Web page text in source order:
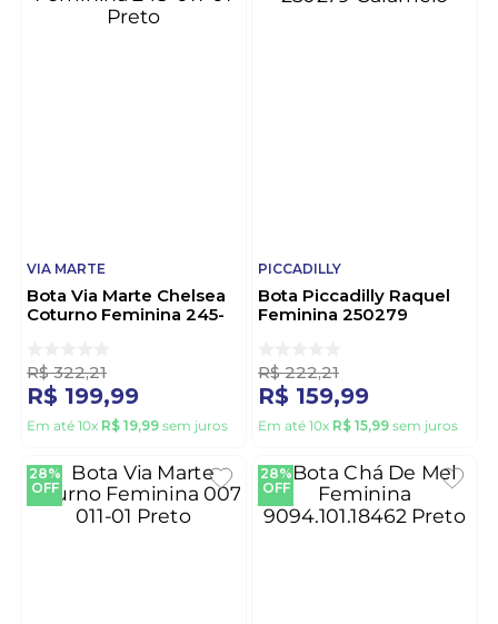
VIA MARTE
Bota Via Marte Chelsea
Coturno Feminina 245-
R$ 322,21
R$ 199,99
Em até 10x R$ 19,99 sem juros
PICCADILLY
Bota Piccadilly Raquel
Feminina 250279
R$ 222,21
R$ 159,99
Em até 10x R$ 15,99 sem juros
28%
OFF
28%
OFF